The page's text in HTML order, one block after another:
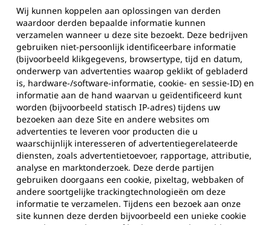
Wij kunnen koppelen aan oplossingen van derden
waardoor derden bepaalde informatie kunnen
verzamelen wanneer u deze site bezoekt. Deze bedrijven
gebruiken niet-persoonlijk identificeerbare informatie
(bijvoorbeeld klikgegevens, browsertype, tijd en datum,
onderwerp van advertenties waarop geklikt of gebladerd
is, hardware-/software-informatie, cookie- en sessie-ID) en
informatie aan de hand waarvan u geïdentificeerd kunt
worden (bijvoorbeeld statisch IP-adres) tijdens uw
bezoeken aan deze Site en andere websites om
advertenties te leveren voor producten die u
waarschijnlijk interesseren of advertentiegerelateerde
diensten, zoals advertentietoevoer, rapportage, attributie,
analyse en marktonderzoek. Deze derde partijen
gebruiken doorgaans een cookie, pixeltag, webbaken of
andere soortgelijke trackingtechnologieën om deze
informatie te verzamelen. Tijdens een bezoek aan onze
site kunnen deze derden bijvoorbeeld een unieke cookie